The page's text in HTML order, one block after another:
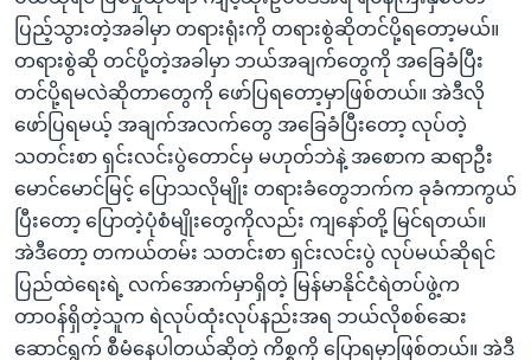
ပြည့်သွားတဲ့အခါမှာ တရားရုံးကို တရားစွဲဆိုတင်ပို့ရတော့မယ်။
တရားစွဲဆို တင်ပို့တဲ့အခါမှာ ဘယ်အချက်တွေကို အခြေခံပြီး
တင်ပို့ရမလဲဆိုတာတွေကို ဖော်ပြရတော့မှာဖြစ်တယ်။ အဲဒီလို
ဖော်ပြရမယ့် အချက်အလက်တွေ အခြေခံပြီးတော့ လုပ်တဲ့
သတင်းစာ ရှင်းလင်းပွဲတောင်မှ မဟုတ်ဘဲနဲ့ အစောက ဆရာဦး
မောင်မောင်မြင့် ပြောသလိုမျိုး တရားခံတွေဘက်က ခုခံကာကွယ်
ပြီးတော့ ပြောတဲ့ပုံစံမျိုးတွေကိုလည်း ကျနော်တို့ မြင်ရတယ်။
အဲဒီတော့ တကယ်တမ်း သတင်းစာ ရှင်းလင်းပွဲ လုပ်မယ်ဆိုရင်
ပြည်ထဲရေးရဲ့ လက်အောက်မှာရှိတဲ့ မြန်မာနိုင်ငံရဲတပ်ဖွဲ့က
တာဝန်ရှိတဲ့သူက ရဲလုပ်ထုံးလုပ်နည်းအရ ဘယ်လိုစစ်ဆေး
ဆောင်ရွက် စီမံနေပါတယ်ဆိုတဲ့ ကိစ္စကို ပြောရမှာဖြစ်တယ်။ အဲဒီ